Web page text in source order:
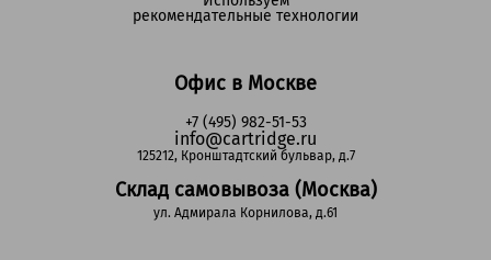
Офис в Москве
+7 (495) 982-51-53
info@cartridge.ru
125212, Кронштадтский бульвар, д.7
Склад самовывоза (Москва)
ул. Адмирала Корнилова, д.61
рекомендательные технологии